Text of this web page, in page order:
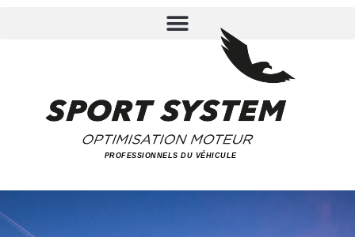
PROFESSIONNELS DU VÉHICULE